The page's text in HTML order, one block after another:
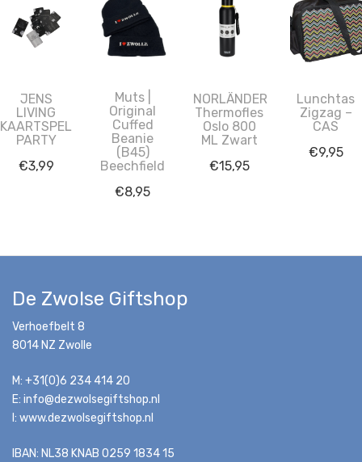
JENS
LIVING
KAARTSPEL
PARTY
€3,99
Muts |
Original
Cuffed
Beanie
(B45)
Beechfield
€8,95
NORLÄNDER
Thermofles
Oslo 800
ML Zwart
€15,95
Lunchtas
Zigzag –
CAS
€9,95
De Zwolse Giftshop
Verhoefbelt 8
8014 NZ Zwolle
M: +31(0)6 234 414 20
E: info@dezwolsegiftshop.nl
I: www.dezwolsegiftshop.nl
IBAN: NL38 KNAB 0259 1834 15